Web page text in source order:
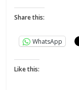
Share this:
WhatsApp
Like this: